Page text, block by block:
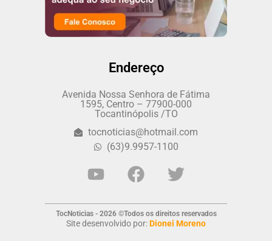
Endereço
Avenida Nossa Senhora de Fátima
1595, Centro – 77900-000
Tocantinópolis /TO
tocnoticias@hotmail.com
(63)9.9957-1100
TocNoticias - 2026 ©Todos os direitos reservados
Site desenvolvido por:Dionei Moreno